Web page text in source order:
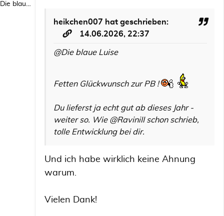
Die blaue Luise
heikchen007 hat geschrieben:
14.06.2026, 22:37
@Die blaue Luise
Fetten Glückwunsch zur PB !
Du lieferst ja echt gut ab dieses Jahr -
weiter so. Wie @RaviniII schon schrieb,
tolle Entwicklung bei dir.
Und ich habe wirklich keine Ahnung
warum.
Vielen Dank!